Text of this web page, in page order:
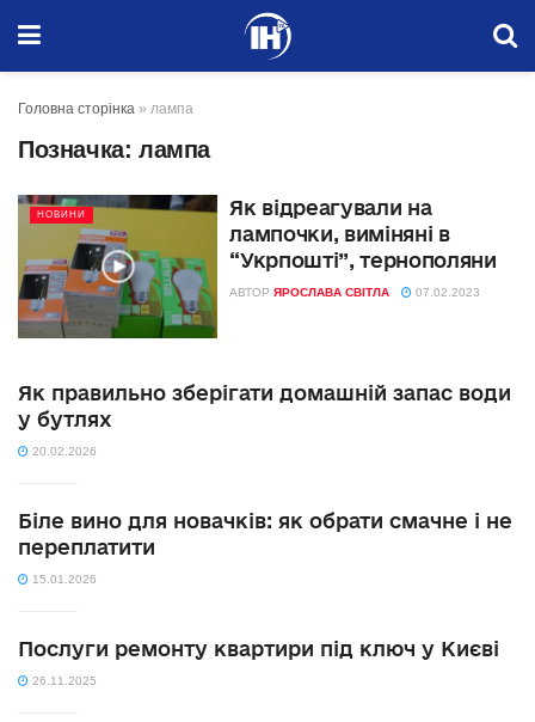
Головна сторінка » лампа
Позначка: лампа
НОВИНИ
Як відреагували на
лампочки, виміняні в
“Укрпошті”, тернополяни
АВТОР ЯРОСЛАВА СВІТЛА 07.02.2023
Як правильно зберігати домашній запас води
у бутлях
20.02.2026
Біле вино для новачків: як обрати смачне і не
переплатити
15.01.2026
Послуги ремонту квартири під ключ у Києві
26.11.2025